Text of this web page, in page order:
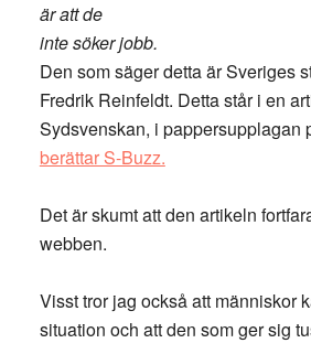
är att de
inte söker jobb.
Den som säger detta är Sveriges
Fredrik Reinfeldt. Detta står i en
Sydsvenskan, i pappersupplagan
berättar S-Buzz.
Det är skumt att den artikeln
webben.
Visst tror jag också att människor
situation och att den som ger sig